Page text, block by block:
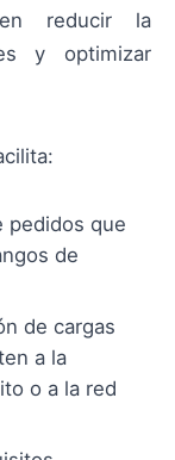
reducir la
y optimizar
pedidos que
de
de cargas
a la
o a la red